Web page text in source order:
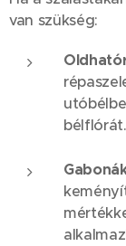
van szükség:
bélflórát.